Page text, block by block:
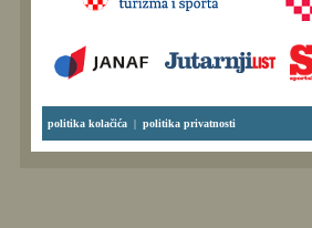
politika kolačića| politika privatnosti